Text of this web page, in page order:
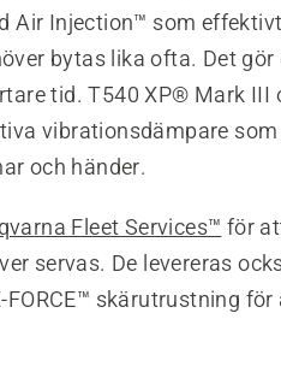
Air Injection™ som
bytas lika ofta. Det gör
tid. T540 XP® Mark III
vibrationsdämpare
och händer.
Fleet Services™ för
servas. De levereras
FORCE™ skärutrustning för